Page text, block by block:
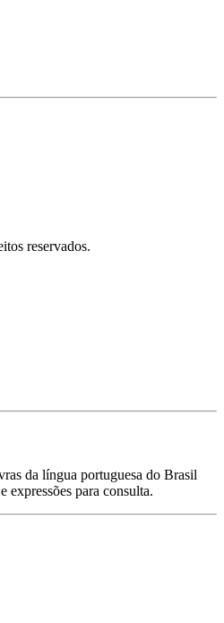
reservados.
da língua portuguesa do Brasil
expressões para consulta.